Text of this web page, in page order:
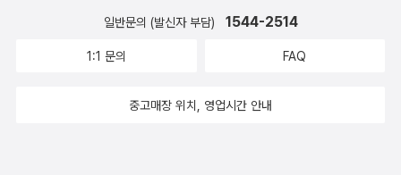
능이 모든 것을 압도하는 디스토피아적 미래가 새로운 현실이 되는
것을 원치 않는다면 우리 인간은 비인간 존재와 평화롭게 얽혀야 한
탈물질의 것으로 다뤄져 왔다. 우리는 인공지능을 청정의 거대 과학
을 받아 작성했습니다.기술의 생태학적 자각은, 언제나 인간이 만든
인공적인 것이 인간종은 물론이고 다른 스케일의 여러 사물들과 상호
어나는 생태적 균열을 감각적으로 읽어내는 훈련이다. 새로움과 속도
나 저자는 인류세 위기 앞에서 이러한 생태적 감각을 회복하는 것이
적 맥락의 분석도 책의 강점이다. 데이터 커먼즈, 파토스의 커먼즈, 돌
일반문의 (발신자 부담) 1544-2514
1:1 문의 FAQ
중고매장 위치, 영업시간 안내